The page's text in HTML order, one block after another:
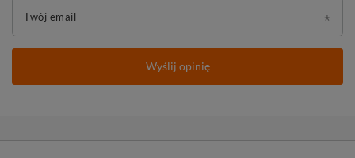
Twój email
Wyślij opinię